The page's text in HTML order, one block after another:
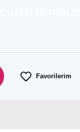
Favorilerim